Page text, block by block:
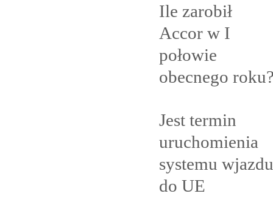
Ile zarobił
Accor w I
połowie
obecnego
Jest termin
uruchomienia
systemu wjazdu
do UE